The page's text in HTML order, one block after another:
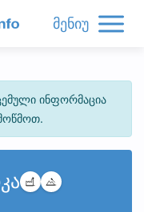
მენიუ
ინფორმაცია